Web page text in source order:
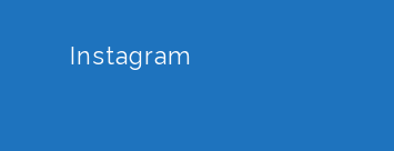
Instagram